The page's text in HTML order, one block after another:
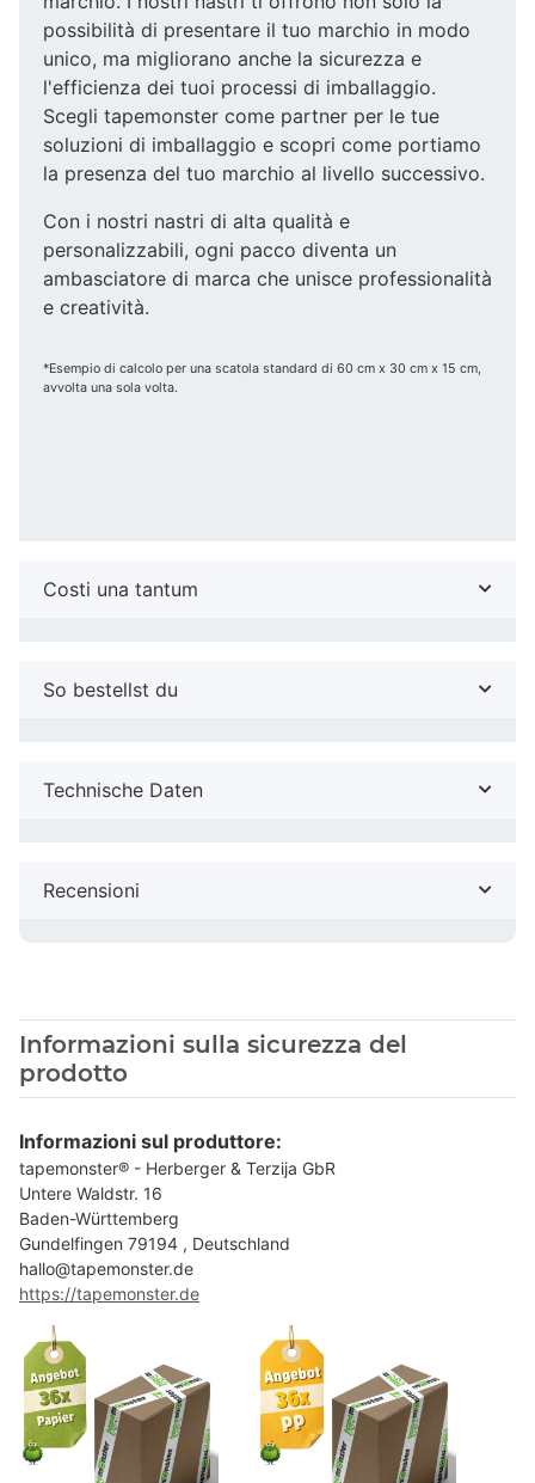
possibilità di presentare il tuo marchio in modo
unico, ma migliorano anche la sicurezza e
l'efficienza dei tuoi processi di imballaggio.
Scegli tapemonster come partner per le tue
soluzioni di imballaggio e scopri come portiamo
la presenza del tuo marchio al livello successivo.
Con i nostri nastri di alta qualità e
personalizzabili, ogni pacco diventa un
ambasciatore di marca che unisce professionalità
e creatività.
*Esempio di calcolo per una scatola standard di 60 cm x 30 cm x 15 cm,
avvolta una sola volta.
Costi una tantum
So bestellst du
Technische Daten
Recensioni
Informazioni sulla sicurezza del
prodotto
Informazioni sul produttore:
tapemonster® - Herberger & Terzija GbR
Untere Waldstr. 16
Baden-Württemberg
Gundelfingen 79194 , Deutschland
hallo@tapemonster.de
https://tapemonster.de